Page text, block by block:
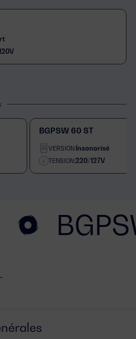
BGPSW 60 ST
VERSION:Insonorisé
TENSION:220/127V